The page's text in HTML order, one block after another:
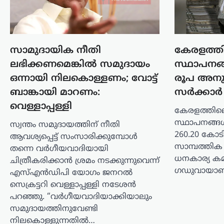
സാമുദായിക നീതി
ലഭിക്കണമെങ്കിൽ സമുദായം
ഒന്നായി നിലകൊള്ളണം; വോട്ട്
ബാങ്കായി മാറണം:
വെള്ളാപ്പള്ളി
സ്വന്തം സമുദായത്തിന് നീതി
ആവശ്യപ്പെട്ട് സംസാരിക്കുമ്പോൾ
തന്നെ വർഗീയവാദിയായി
ചിത്രീകരിക്കാൻ ശ്രമം നടക്കുന്നുവെന്ന്
എസ്എൻഡിപി യോഗം ജനറൽ
സെക്രട്ടറി വെള്ളാപ്പള്ളി നടേശൻ
പറഞ്ഞു. “വർഗീയവാദിയാക്കിയാലും
സമുദായത്തിനുവേണ്ടി
നിലകൊള്ളുന്നതിൽ…
രൂപ
സർക്കാർ
260.20
സാമ്പത്തിക
ധനകാര്യ
തിരച്ചിൽ ശക്തമാക്കി
പൊലീസ്
ന്യൂസ് ഡെസ്ക്
നിരവധി ക്രിമിനൽ കേസുകളിൽ
പ്രതിയായ അർജുൻ ആയങ്കിക്കായുള്ള
തിരച്ചിൽ തുടരുന്നതിനിടെ പൊലീസിന്
നിർണായക നിർദേശം നൽകി തൃശൂർ
പിടികൂടുന്നതിനിടെ അടിയന്തര
സാഹചര്യമുണ്ടായാൽ…
ട്രെൻഡിംഗ് രാഷ്ട്രീയം
ഭീകരരും
തീവ്രവാദികളും
ഭയപ്പെടുന്ന നേതാവ്;
അമിത് ഷാ മറുപടി
പറയാൻ തുടങ്ങിയാൽ